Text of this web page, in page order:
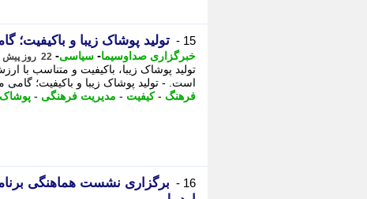
15 - تولید پوشاک زیبا و باکیفیت؛
خبرگزاری صداوسیما- سیاسی- 22 روز پیش - چهارشنبه 24 تیر 1405، 19:00
تولید پوشاک زیبا، باکیفیت و متناسب
است. - تولید پوشاک زیبا و باکیفیت؛ گامی
فرهنگ -کیفیت - مدیریت فرهنگی - پوشاک
16 -
برگزاری نشست هماهنگی